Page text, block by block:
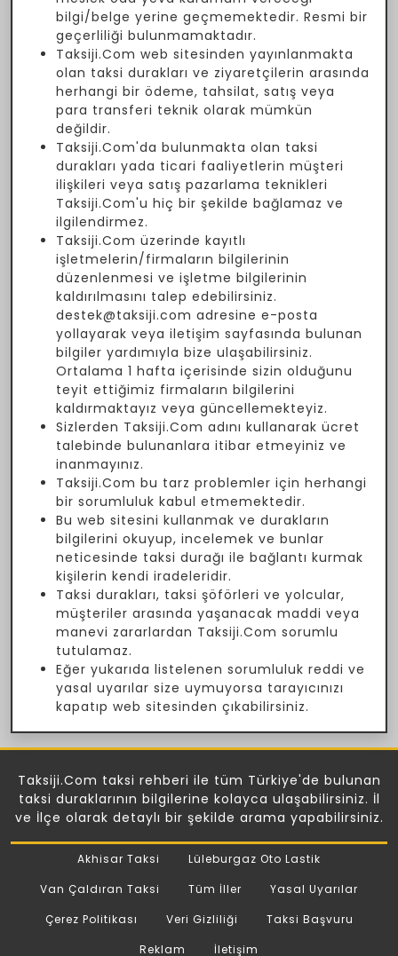
bilgi/belge yerine geçmemektedir. Resmi bir
geçerliliği bulunmamaktadır.
Taksiji.Com web sitesinden yayınlanmakta
olan taksi durakları ve ziyaretçilerin arasında
herhangi bir ödeme, tahsilat, satış veya
para transferi teknik olarak mümkün
değildir.
Taksiji.Com'da bulunmakta olan taksi
durakları yada ticari faaliyetlerin müşteri
ilişkileri veya satış pazarlama teknikleri
Taksiji.Com'u hiç bir şekilde bağlamaz ve
ilgilendirmez.
Taksiji.Com üzerinde kayıtlı
işletmelerin/firmaların bilgilerinin
düzenlenmesi ve işletme bilgilerinin
kaldırılmasını talep edebilirsiniz.
destek@taksiji.com adresine e-posta
yollayarak veya iletişim sayfasında bulunan
bilgiler yardımıyla bize ulaşabilirsiniz.
Ortalama 1 hafta içerisinde sizin olduğunu
teyit ettiğimiz firmaların bilgilerini
kaldırmaktayız veya güncellemekteyiz.
Sizlerden Taksiji.Com adını kullanarak ücret
talebinde bulunanlara itibar etmeyiniz ve
inanmayınız.
Taksiji.Com bu tarz problemler için herhangi
bir sorumluluk kabul etmemektedir.
Bu web sitesini kullanmak ve durakların
bilgilerini okuyup, incelemek ve bunlar
neticesinde taksi durağı ile bağlantı kurmak
kişilerin kendi iradeleridir.
Taksi durakları, taksi şöförleri ve yolcular,
müşteriler arasında yaşanacak maddi veya
manevi zararlardan Taksiji.Com sorumlu
tutulamaz.
Eğer yukarıda listelenen sorumluluk reddi ve
yasal uyarılar size uymuyorsa tarayıcınızı
kapatıp web sitesinden çıkabilirsiniz.
Taksiji.Com taksi rehberi ile tüm Türkiye'de bulunan
taksi duraklarının bilgilerine kolayca ulaşabilirsiniz. İl
ve İlçe olarak detaylı bir şekilde arama yapabilirsiniz.
Akhisar Taksi
Lüleburgaz Oto Lastik
Van Çaldıran Taksi
Tüm İller
Yasal Uyarılar
Çerez Politikası
Veri Gizliliği
Taksi Başvuru
Reklam
İletişim